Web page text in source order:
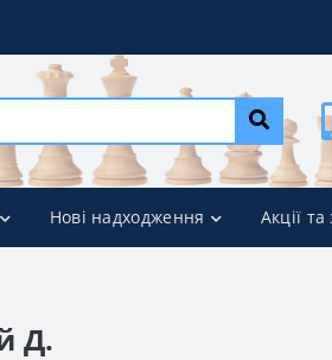
Нові надходження Акції
Д.